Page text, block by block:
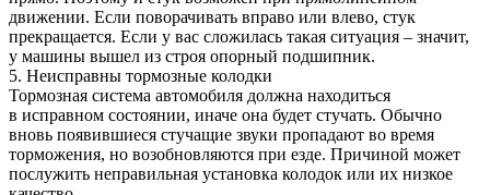
движении. Если поворачивать вправо или влево, стук
прекращается. Если у вас сложилась такая ситуация – значит,
у машины вышел из строя опорный подшипник.
5. Неисправны тормозные колодки
Тормозная система автомобиля должна находиться
в исправном состоянии, иначе она будет стучать. Обычно
вновь появившиеся стучащие звуки пропадают во время
торможения, но возобновляются при езде. Причиной может
послужить неправильная установка колодок или их низкое